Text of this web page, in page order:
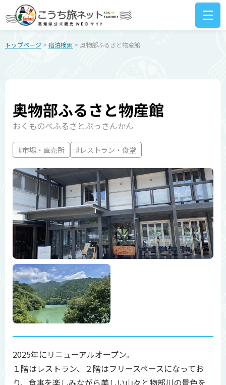
トップページ > 宿泊検索 > 奥物部ふるさと物産館
奥物部ふるさと物産館
おくものべふるさとぶっさんかん
#市場・直売所 #レストラン・食堂
2025年にリニューアルオープン。
１階はレストラン、２階はフリースペースになってお
り、食事を楽しみながら美しい山々と物部川の景色を